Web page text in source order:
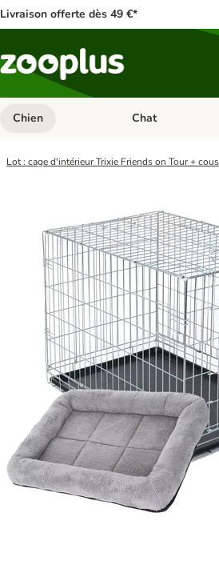
Livraison offerte dès 49 €*
Chien Dérouler les
Chat
Lot : cage d'intérieur Trixie Friends on Tour +